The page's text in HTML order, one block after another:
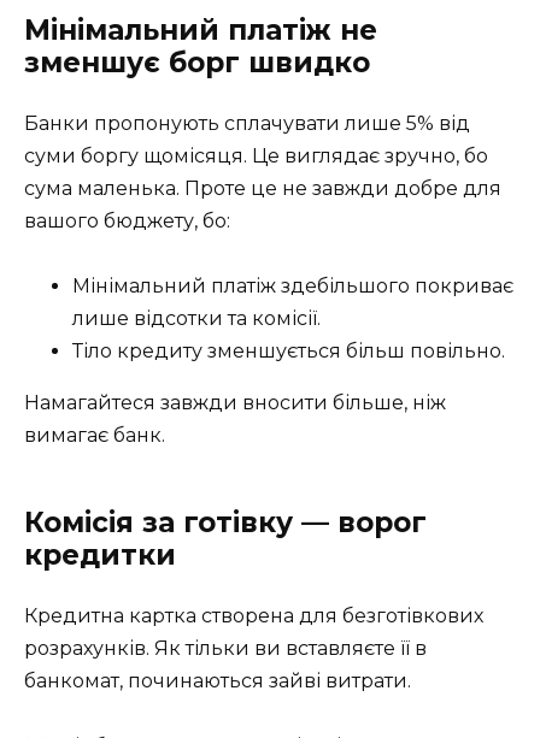
Мінімальний платіж не
зменшує борг швидко
Банки пропонують сплачувати лише 5% від
суми боргу щомісяця. Це виглядає зручно, бо
сума маленька. Проте це не завжди добре для
вашого бюджету, бо:
Мінімальний платіж здебільшого покриває
лише відсотки та комісії.
Тіло кредиту зменшується більш повільно.
Намагайтеся завжди вносити більше, ніж
вимагає банк.
Комісія за готівку — ворог
кредитки
Кредитна картка створена для безготівкових
розрахунків. Як тільки ви вставляєте її в
банкомат, починаються зайві витрати.